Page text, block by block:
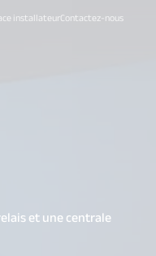
installateurContactez-nous
et une centrale